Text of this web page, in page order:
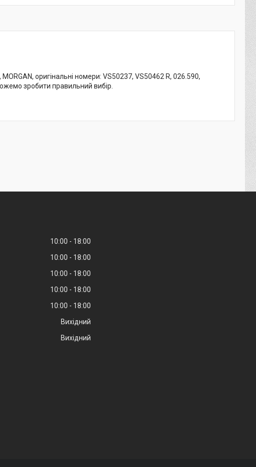
оригінальні номери: VS50237, VS50462 R, 026.590,
зробити правильний вибір.
10:00
18:00
10:00
18:00
10:00
18:00
10:00
18:00
10:00
18:00
Вихідний
Вихідний